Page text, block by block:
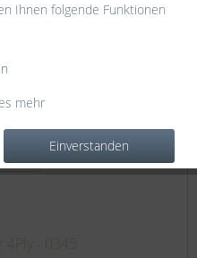
Ihnen folgende Funktionen
mehr
Einverstanden